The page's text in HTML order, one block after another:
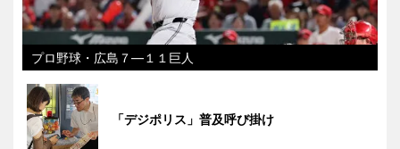
プロ野球・広島７―１１巨人
「デジポリス」普及呼び掛け